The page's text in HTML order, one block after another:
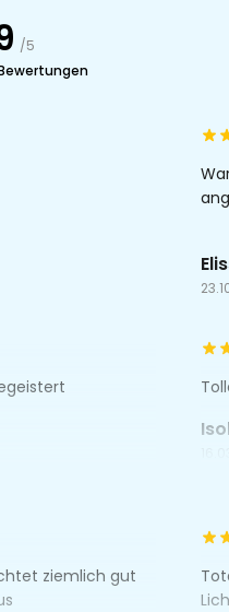
/5
ziemlich gut